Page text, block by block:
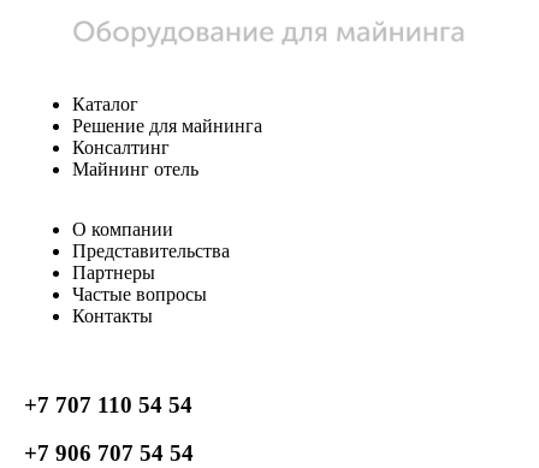
Каталог
Решение для майнинга
Консалтинг
Майнинг отель
О компании
Представительства
Партнеры
Частые вопросы
Контакты
+7 707 110 54 54
+7 906 707 54 54